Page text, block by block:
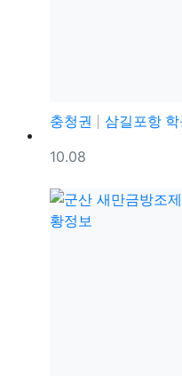
충청권
삼길포항 학
등록일
10.08